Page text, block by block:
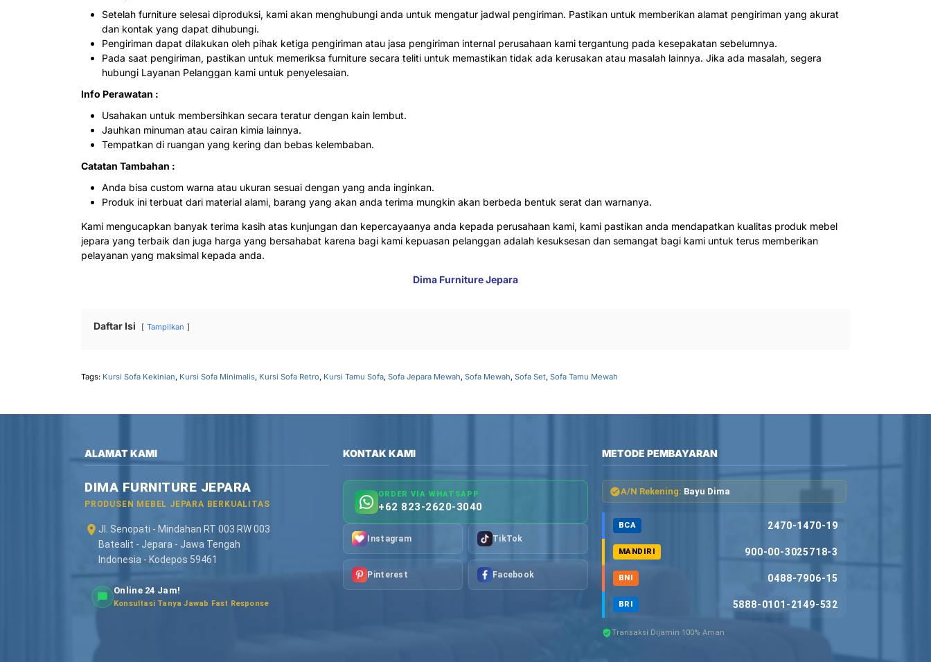
Setelah furniture selesai diproduksi, kami akan menghubungi anda untuk mengatur jadwal pengiriman. Pastikan untuk memberikan alamat pengiriman yang akurat
dan kontak yang dapat dihubungi.
Pengiriman dapat dilakukan oleh pihak ketiga pengiriman atau jasa pengiriman internal perusahaan kami tergantung pada kesepakatan sebelumnya.
Pada saat pengiriman, pastikan untuk memeriksa furniture secara teliti untuk memastikan tidak ada kerusakan atau masalah lainnya. Jika ada masalah, segera
hubungi Layanan Pelanggan kami untuk penyelesaian.
Info Perawatan :
Usahakan untuk membersihkan secara teratur dengan kain lembut.
Jauhkan minuman atau cairan kimia lainnya.
Tempatkan di ruangan yang kering dan bebas kelembaban.
Catatan Tambahan :
Anda bisa custom warna atau ukuran sesuai dengan yang anda inginkan.
Produk ini terbuat dari material alami, barang yang akan anda terima mungkin akan berbeda bentuk serat dan warnanya.
Kami mengucapkan banyak terima kasih atas kunjungan dan kepercayaanya anda kepada perusahaan kami, kami pastikan anda mendapatkan kualitas produk mebel
jepara yang terbaik dan juga harga yang bersahabat karena bagi kami kepuasan pelanggan adalah kesuksesan dan semangat bagi kami untuk terus memberikan
pelayanan yang maksimal kepada anda.
Dima Furniture Jepara
Daftar Isi Tampilkan
Tags: Kursi Sofa Kekinian, Kursi Sofa Minimalis, Kursi Sofa Retro, Kursi Tamu Sofa, Sofa Jepara Mewah, Sofa Mewah, Sofa Set, Sofa Tamu Mewah
ALAMAT KAMI
DIMA FURNITURE JEPARA
PRODUSEN MEBEL JEPARA BERKUALITAS
Jl. Senopati - Mindahan RT 003 RW 003
Batealit - Jepara - Jawa Tengah
Indonesia - Kodepos 59461
Online 24 Jam!
Konsultasi Tanya Jawab Fast Response
KONTAK KAMI
ORDER VIA WHATSAPP
+62 823-2620-3040
Instagram TikTok
Pinterest Facebook
METODE PEMBAYARAN
A/N Rekening: Bayu Dima
BCA 2470-1470-19
MANDIRI 900-00-3025718-3
BNI 0488-7906-15
BRI 5888-0101-2149-532
Transaksi Dijamin 100% Aman